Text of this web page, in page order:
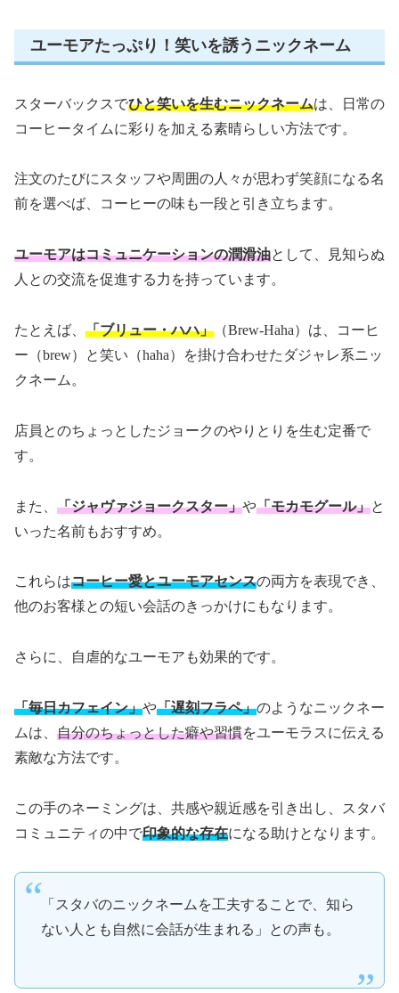
ユーモアたっぷり！笑いを誘うニックネーム
スターバックスでひと笑いを生むニックネームは、日常の
コーヒータイムに彩りを加える素晴らしい方法です。
注文のたびにスタッフや周囲の人々が思わず笑顔になる名
前を選べば、コーヒーの味も一段と引き立ちます。
ユーモアはコミュニケーションの潤滑油として、見知らぬ
人との交流を促進する力を持っています。
たとえば、 「ブリュー・ハハ」 （Brew-Haha）は、コーヒ
ー（brew）と笑い（haha）を掛け合わせたダジャレ系ニッ
クネーム。
店員とのちょっとしたジョークのやりとりを生む定番で
す。
また、 「ジャヴァジョークスター」や「モカモグール」と
いった名前もおすすめ。
これらはコーヒー愛とユーモアセンスの両方を表現でき、
他のお客様との短い会話のきっかけにもなります。
さらに、自虐的なユーモアも効果的です。
「毎日カフェイン」や「遅刻フラペ」のようなニックネー
ムは、 自分のちょっとした癖や習慣をユーモラスに伝える
素敵な方法です。
この手のネーミングは、共感や親近感を引き出し、スタバ
コミュニティの中で印象的な存在になる助けとなります。
「スタバのニックネームを工夫することで、知ら
ない人とも自然に会話が生まれる」との声も。